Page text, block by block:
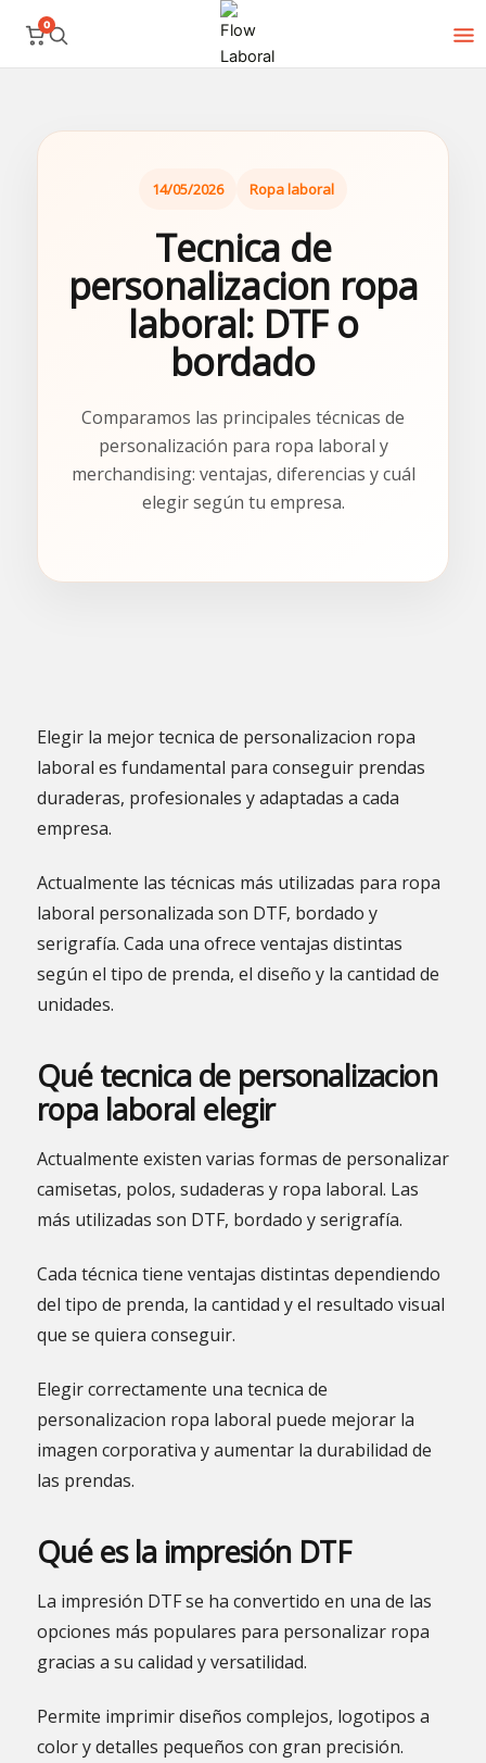
0
contenido
14/05/2026 Ropa laboral
Tecnica de
personalizacion ropa
laboral: DTF o
bordado
Comparamos las principales técnicas de
personalización para ropa laboral y
merchandising: ventajas, diferencias y cuál
elegir según tu empresa.
Elegir la mejor tecnica de personalizacion ropa
laboral es fundamental para conseguir prendas
duraderas, profesionales y adaptadas a cada
empresa.
Actualmente las técnicas más utilizadas para ropa
laboral personalizada son DTF, bordado y
serigrafía. Cada una ofrece ventajas distintas
según el tipo de prenda, el diseño y la cantidad de
unidades.
Qué tecnica de personalizacion
ropa laboral elegir
Actualmente existen varias formas de personalizar
camisetas, polos, sudaderas y ropa laboral. Las
más utilizadas son DTF, bordado y serigrafía.
Cada técnica tiene ventajas distintas dependiendo
del tipo de prenda, la cantidad y el resultado visual
que se quiera conseguir.
Elegir correctamente una tecnica de
personalizacion ropa laboral puede mejorar la
imagen corporativa y aumentar la durabilidad de
las prendas.
Qué es la impresión DTF
La impresión DTF se ha convertido en una de las
opciones más populares para personalizar ropa
gracias a su calidad y versatilidad.
Permite imprimir diseños complejos, logotipos a
color y detalles pequeños con gran precisión.